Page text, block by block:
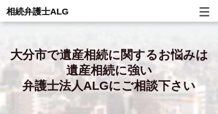
相続弁護士ALG
大分市で遺産相続に関するお悩みは
遺産相続に強い
弁護士法人ALGにご相談下さい